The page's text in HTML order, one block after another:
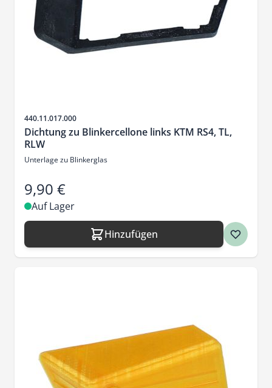
Artikelnr.
440.11.017.000
Dichtung zu Blinkercellone links KTM RS4, TL,
RLW
Unterlage zu Blinkerglas
9,90 €
Auf Lager
Hinzufügen